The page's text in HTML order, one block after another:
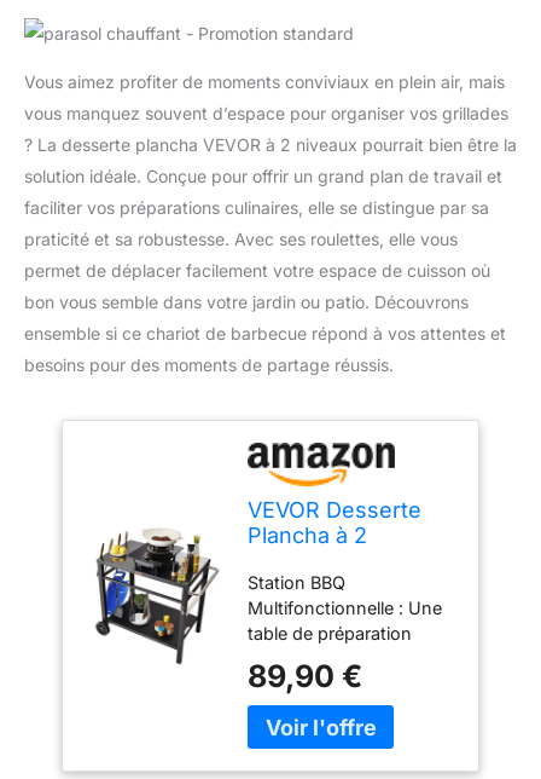
Vous aimez profiter de moments conviviaux en plein air, mais
vous manquez souvent d’espace pour organiser vos grillades
? La desserte plancha VEVOR à 2 niveaux pourrait bien être la
solution idéale. Conçue pour offrir un grand plan de travail et
faciliter vos préparations culinaires, elle se distingue par sa
praticité et sa robustesse. Avec ses roulettes, elle vous
permet de déplacer facilement votre espace de cuisson où
bon vous semble dans votre jardin ou patio. Découvrons
ensemble si ce chariot de barbecue répond à vos attentes et
besoins pour des moments de partage réussis.
VEVOR Desserte
Plancha à 2
Barbecue avec
Grand Plan de
Travail Table de
Barbecue sur
roulettes pour Four
à Pizza Préparation
de Cuisine BBQ
Jardin Patio
Station BBQ
Multifonctionnelle : Une
table de préparation
qui peut être utilisée à
l'intérieur comme à
l'extérieur. En plus d'être
89,90 €